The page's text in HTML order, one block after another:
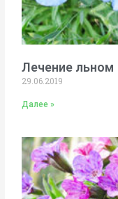
Лечение льном
29.06.2019
Далее »